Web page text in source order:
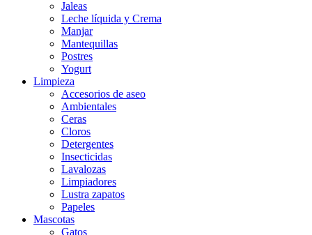
Jaleas
Leche líquida y Crema
Manjar
Mantequillas
Postres
Yogurt
Limpieza
Accesorios de aseo
Ambientales
Ceras
Cloros
Detergentes
Insecticidas
Lavalozas
Limpiadores
Lustra zapatos
Papeles
Mascotas
Gatos